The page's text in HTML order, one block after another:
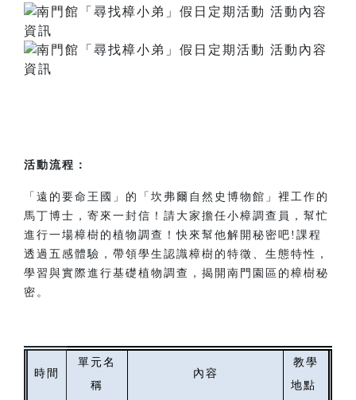
活動流程：
「遠的要命王國」的「坎弗爾自然史博物館」裡工作的
馬丁博士，寄來一封信！請大家擔任小樟調查員，幫忙
進行一場樟樹的植物調查！快來幫他解開秘密吧!課程
透過五感體驗，帶領學生認識樟樹的特徵、生態特性，
學習與實際進行基礎植物調查，揭開南門園區的樟樹秘
密。
時間
單元名
稱
內容
教學
地點